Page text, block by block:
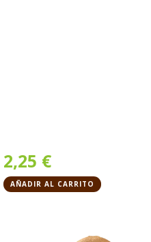
2,25 €
AÑADIR AL CARRITO